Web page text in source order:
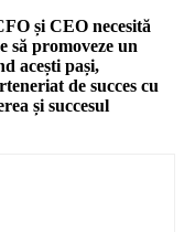
și CEO necesită
să promoveze un
acești pași,
de succes cu
și succesul